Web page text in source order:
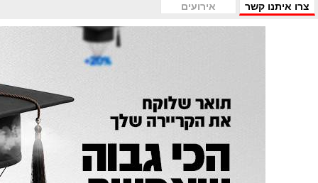
צרו איתנו קשר
אירועים